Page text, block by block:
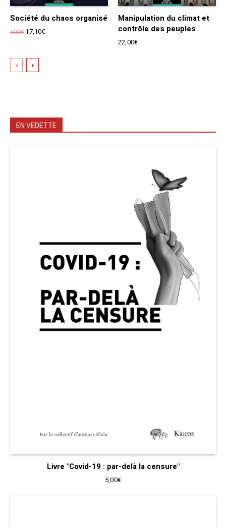
Société du chaos organisé
18,00€ Le
était :
17,10€Le
Manipulation du climat et
contrôle des peuples
22,00€
EN VEDETTE
Livre "Covid-19 : par-delà la censure"
5,00€